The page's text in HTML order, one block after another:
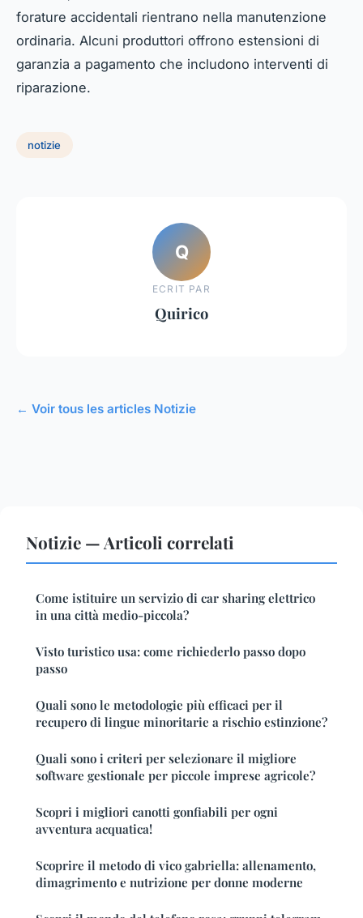
forature accidentali rientrano nella manutenzione
ordinaria. Alcuni produttori offrono estensioni di
garanzia a pagamento che includono interventi di
riparazione.
notizie
Q
ECRIT PAR
Quirico
← Voir tous les articles Notizie
Notizie — Articoli correlati
Come istituire un servizio di car sharing elettrico
in una città medio-piccola?
Visto turistico usa: come richiederlo passo dopo
passo
Quali sono le metodologie più efficaci per il
recupero di lingue minoritarie a rischio estinzione?
Quali sono i criteri per selezionare il migliore
software gestionale per piccole imprese agricole?
Scopri i migliori canotti gonfiabili per ogni
avventura acquatica!
Scoprire il metodo di vico gabriella: allenamento,
dimagrimento e nutrizione per donne moderne